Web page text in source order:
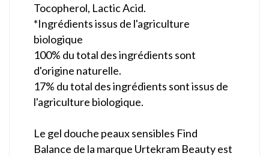
Tocopherol, Lactic Acid.
*Ingrédients issus de l'agriculture
biologique
100% du total des ingrédients sont
d'origine naturelle.
17% du total des ingrédients sont issus de
l'agriculture biologique.
Le gel douche peaux sensibles Find
Balance de la marque Urtekram Beauty est